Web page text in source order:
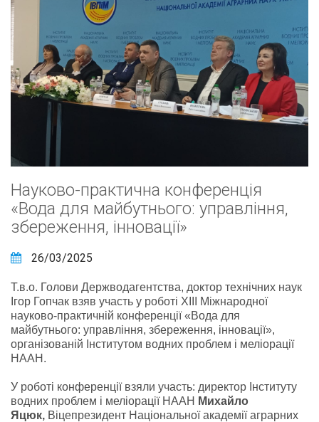
Науково-практична конференція
«Вода для майбутнього: управління,
збереження, інновації»
26/03/2025
Т.в.о. Голови Держводагентства, доктор технічних наук
Ігор Гопчак взяв участь у роботі XIII Міжнародної
науково-практичній конференції «Вода для
майбутнього: управління, збереження, інновації»,
організованій Інститутом водних проблем і меліорації
НААН.
У роботі конференції взяли участь: директор Інституту
водних проблем і меліорації НААН Михайло
Яцюк, Віцепрезидент Національної академії аграрних